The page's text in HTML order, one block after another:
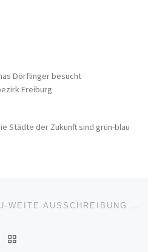
Dörflinger besucht
Freiburg
Städte der Zukunft sind grün-blau